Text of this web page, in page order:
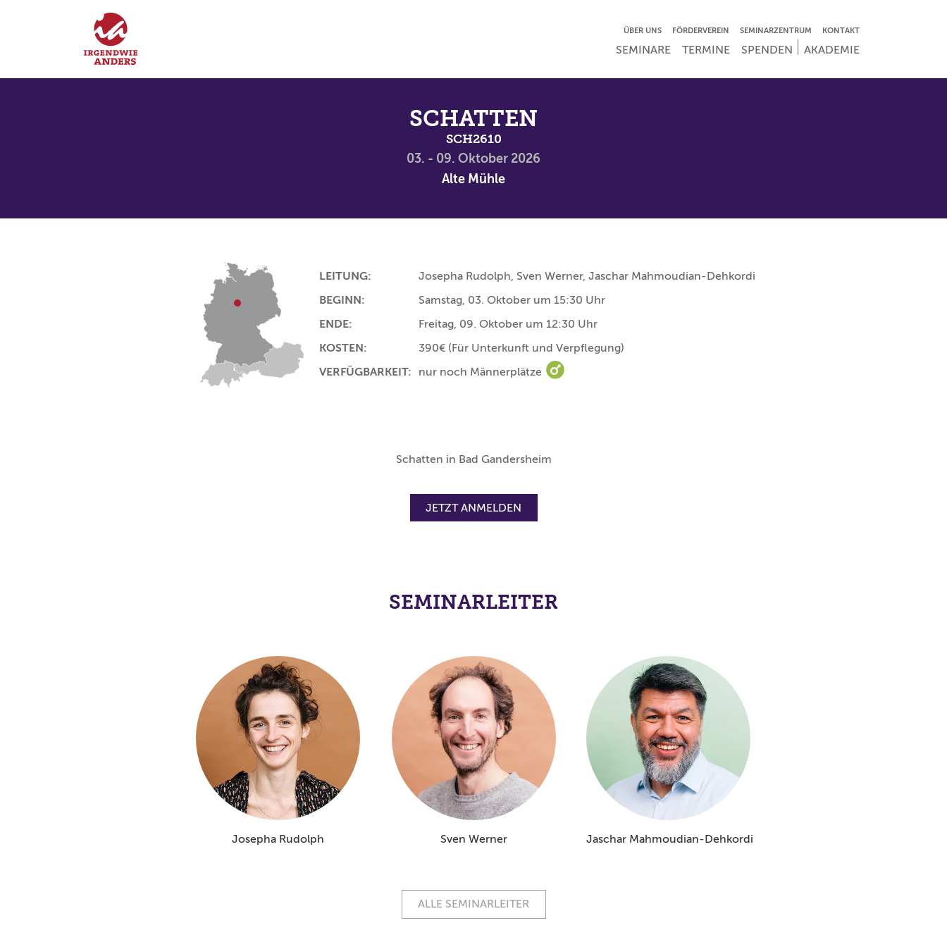
NAVIGATION ÜBERSPRINGEN
ÜBER UNS FÖRDERVEREIN SEMINARZENTRUM KONTAKT
NAVIGATION ÜBERSPRINGEN
SEMINARE TERMINE SPENDEN AKADEMIE
SCHATTEN
SCH2610
03. - 09. Oktober 2026
Alte Mühle
LEITUNG:
Josepha Rudolph, Sven Werner, Jaschar Mahmoudian-Dehkordi
BEGINN:
Samstag, 03. Oktober um 15:30 Uhr
ENDE:
Freitag, 09. Oktober um 12:30 Uhr
KOSTEN:
390€ (Für Unterkunft und Verpflegung)
VERFÜGBARKEIT:
nur noch Männerplätze nur noch Männerplätze
Schatten in Bad Gandersheim
JETZT ANMELDEN
SEMINARLEITER
Josepha Rudolph Sven Werner Jaschar Mahmoudian-Dehkordi
ALLE SEMINARLEITER